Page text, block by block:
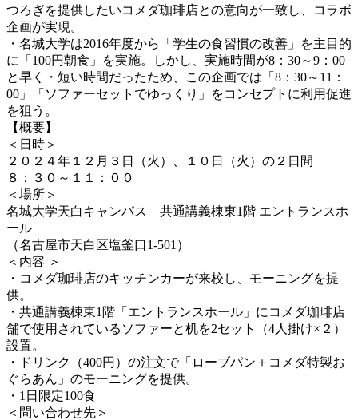
つろぎを提供したいコメダ珈琲店との意向が一致し、コラボ
企画が実現。
・名城大学は2016年度から「学生の食習慣の改善」を主目的
に「100円朝食」を実施。しかし、実施時間が8：30～9：00
と早く・短い時間だったため、この企画では「8：30～11：
00」「ソファーセットでゆっくり」をコンセプトに利用促進
を狙う。
【概要】
＜日時＞
２０２４年１２月３日（火）、１０日（火）の２日間
８：３０～１１：００
＜場所＞
名城大学天白キャンパス 共通講義棟東1階 エントランスホ
ール
（名古屋市天白区塩釜口1-501）
＜内容 ＞
・コメダ珈琲店のキッチンカーが来校し、モーニングを提
供。
・共通講義棟東1階「エントランスホール」にコメダ珈琲店
舗で使用されているソファーと机を2セット（4人掛け×２）
設置。
・ドリンク（400円）の注文で「ローブパン＋コメダ特製お
ぐらあん」のモーニングを提供。
・1日限定100食
＜問い合わせ先＞